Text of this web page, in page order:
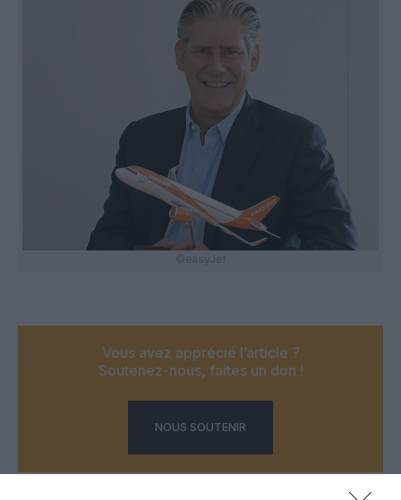
©easyJet
Vous avez apprécié l’article ?
Soutenez-nous, faites un don !
NOUS SOUTENIR